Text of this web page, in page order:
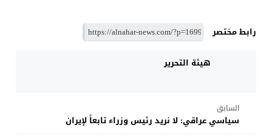
رابط مختصر
هيئة التحرير
السابق
سياسي عراقي: لا نريد رئيس وزراء تابعاً لإيران